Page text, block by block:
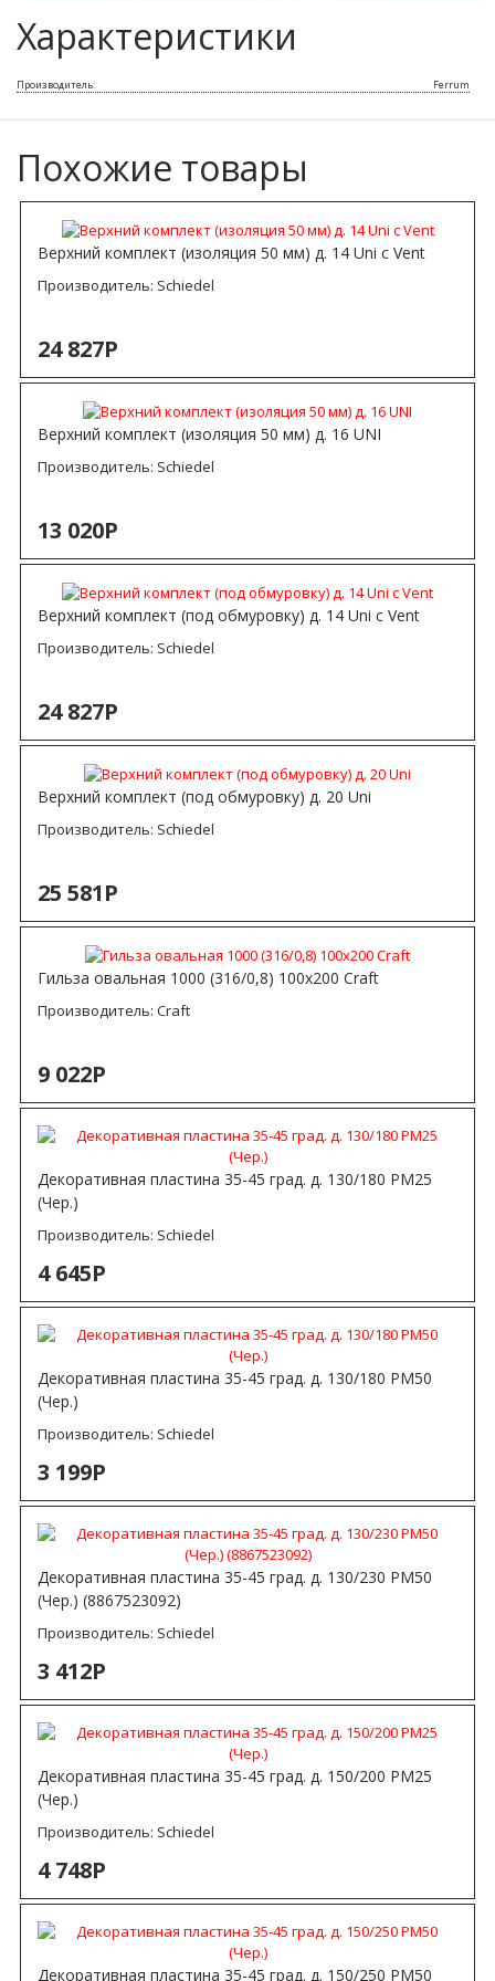
Характеристики
Производитель: Ferrum
Похожие товары
Верхний комплект (изоляция 50 мм) д. 14 Uni с Vent
Производитель: Schiedel
24 827Р
Верхний комплект (изоляция 50 мм) д. 16 UNI
Производитель: Schiedel
13 020Р
Верхний комплект (под обмуровку) д. 14 Uni с Vent
Производитель: Schiedel
24 827Р
Верхний комплект (под обмуровку) д. 20 Uni
Производитель: Schiedel
25 581Р
Гильза овальная 1000 (316/0,8) 100х200 Craft
Производитель: Craft
9 022Р
Декоративная пластина 35-45 град. д. 130/180 РМ25
(Чер.)
Производитель: Schiedel
4 645Р
Декоративная пластина 35-45 град. д. 130/180 РМ50
(Чер.)
Производитель: Schiedel
3 199Р
Декоративная пластина 35-45 град. д. 130/230 РМ50
(Чер.) (8867523092)
Производитель: Schiedel
3 412Р
Декоративная пластина 35-45 град. д. 150/200 РМ25
(Чер.)
Производитель: Schiedel
4 748Р
Декоративная пластина 35-45 град. д. 150/250 РМ50